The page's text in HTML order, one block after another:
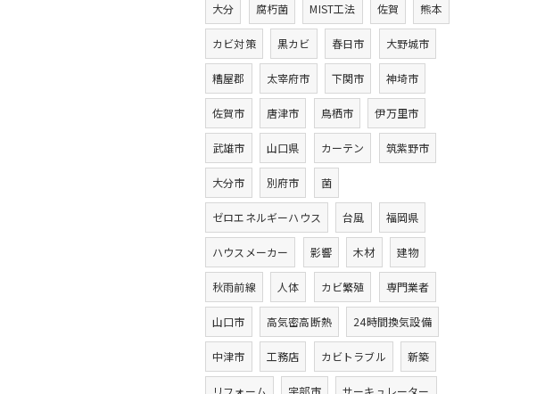
大分 腐朽菌 MIST工法 佐賀 熊本
カビ対策 黒カビ 春日市 大野城市
糟屋郡 太宰府市 下関市 神埼市
佐賀市 唐津市 鳥栖市 伊万里市
武雄市 山口県 カーテン 筑紫野市
大分市 別府市 菌
ゼロエネルギーハウス 台風 福岡県
ハウスメーカー 影響 木材 建物
秋雨前線 人体 カビ繁殖 専門業者
山口市 高気密高断熱 24時間換気設備
中津市 工務店 カビトラブル 新築